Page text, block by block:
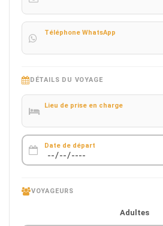
Téléphone WhatsApp
DÉTAILS DU VOYAGE
Lieu de prise en charge
Date de départ
VOYAGEURS
Adultes